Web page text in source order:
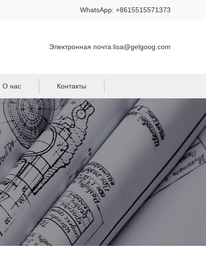
WhatsApp: +8615515571373
Электронная почта:lisa@gelgoog.com
О нас Контакты